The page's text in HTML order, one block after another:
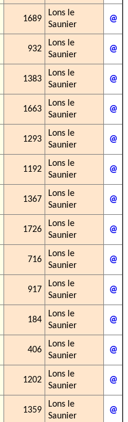
1689
Lons le
Saunier
@
932
Lons le
Saunier
@
1383
Lons le
Saunier
@
1663
Lons le
Saunier
@
1293
Lons le
Saunier
@
1192
Lons le
Saunier
@
1367
Lons le
Saunier
@
1726
Lons le
Saunier
@
716
Lons le
Saunier
@
917
Lons le
Saunier
@
184
Lons le
Saunier
@
406
Lons le
Saunier
@
1202
Lons le
Saunier
@
1359
Lons le
Saunier
@